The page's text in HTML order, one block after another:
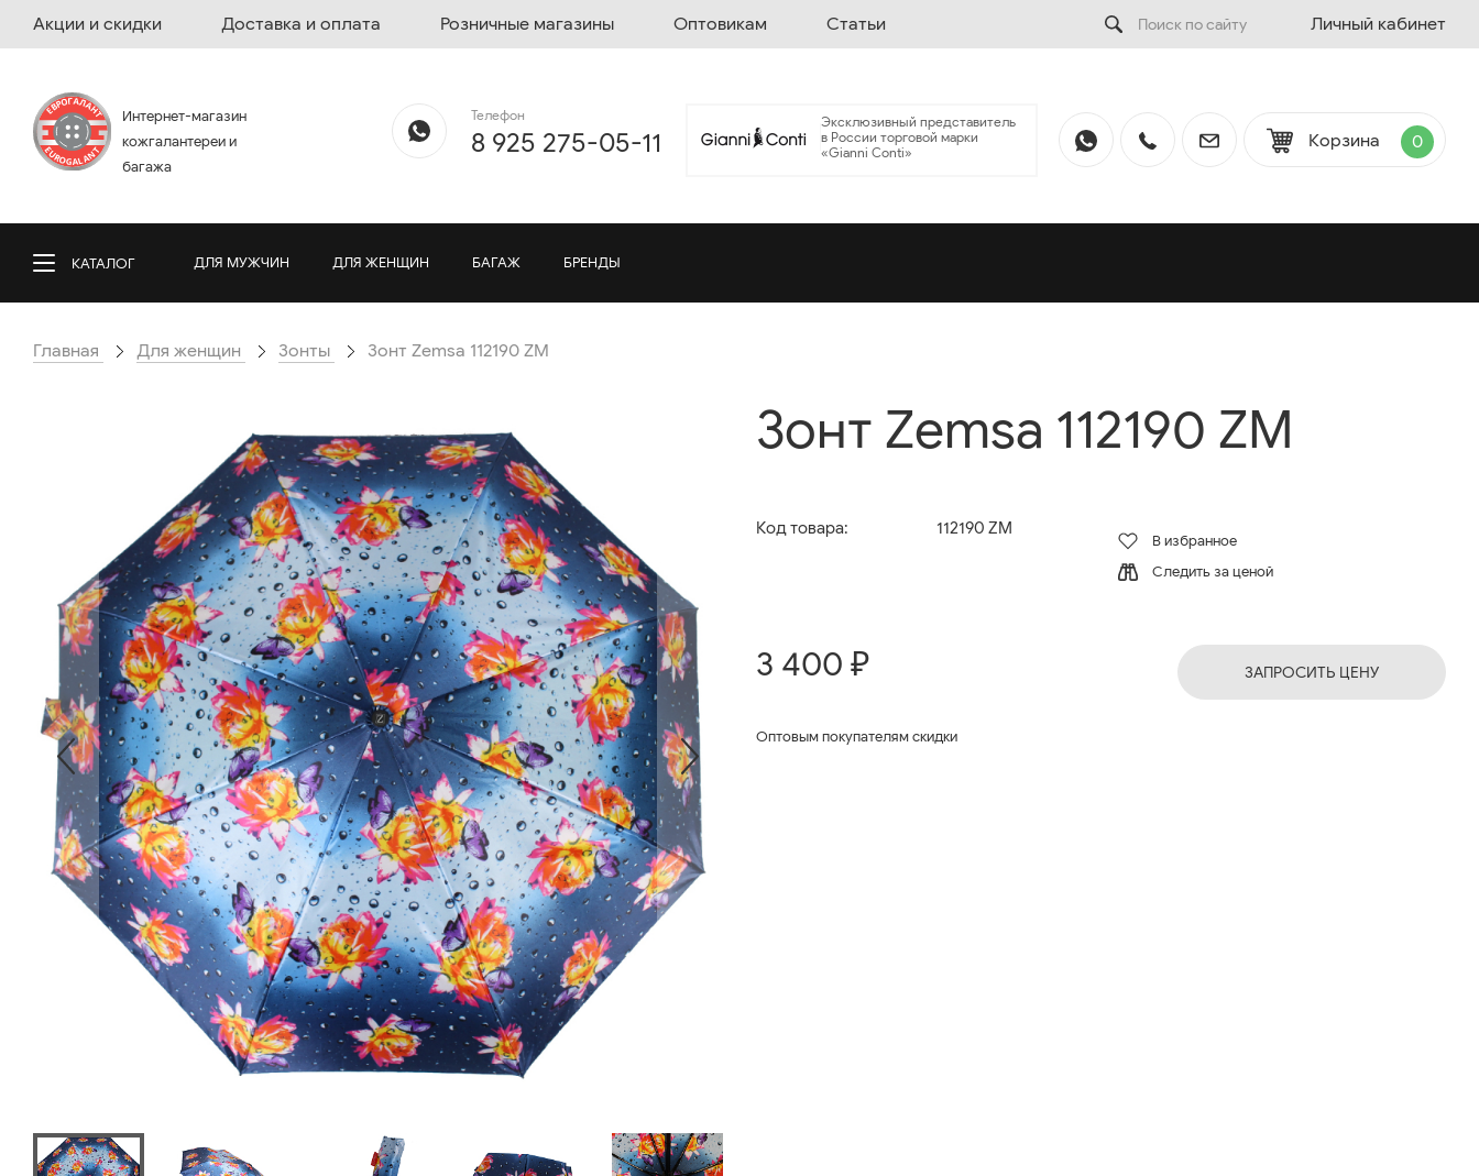
Акции и скидки Доставка и оплата Розничные магазины Оптовикам Статьи Личный кабинет
Интернет-магазин
кожгалантереи и
багажа
Телефон
8 925 275-05-11
Эксклюзивный представитель
в России торговой марки
«Gianni Conti»
Корзина 0
КАТАЛОГ ДЛЯ МУЖЧИН ДЛЯ ЖЕНЩИН БАГАЖ БРЕНДЫ
Главная Для женщин Зонты Зонт Zemsa 112190 ZM
Зонт Zemsa 112190 ZM
Код товара: 112190 ZM
В избранное
Следить за ценой
3 400 ₽
Оптовым покупателям скидки
ЗАПРОСИТЬ ЦЕНУ